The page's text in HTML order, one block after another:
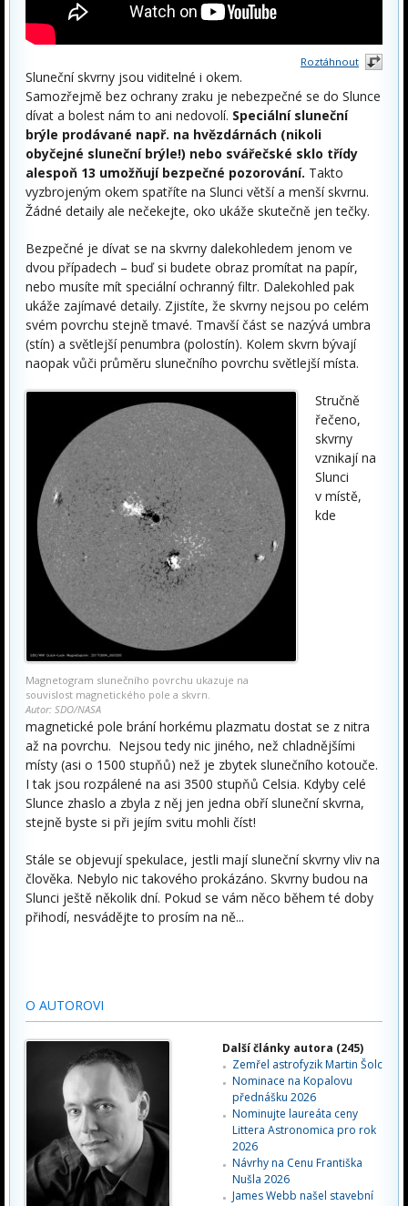
Roztáhnout
Sluneční skvrny jsou viditelné i okem.
Samozřejmě bez ochrany zraku je nebezpečné se do Slunce
dívat a bolest nám to ani nedovolí. Speciální sluneční
brýle prodávané např. na hvězdárnách (nikoli
obyčejné sluneční brýle!) nebo svářečské sklo třídy
alespoň 13 umožňují bezpečné pozorování. Takto
vyzbrojeným okem spatříte na Slunci větší a menší skvrnu.
Žádné detaily ale nečekejte, oko ukáže skutečně jen tečky.
Bezpečné je dívat se na skvrny dalekohledem jenom ve
dvou případech – buď si budete obraz promítat na papír,
nebo musíte mít speciální ochranný filtr. Dalekohled pak
ukáže zajímavé detaily. Zjistíte, že skvrny nejsou po celém
svém povrchu stejně tmavé. Tmavší část se nazývá umbra
(stín) a světlejší penumbra (polostín). Kolem skvrn bývají
naopak vůči průměru slunečního povrchu světlejší místa.
Magnetogram slunečního povrchu ukazuje na
souvislost magnetického pole a skvrn.
Autor: SDO/NASA
Stručně
řečeno,
skvrny
vznikají na
Slunci
v místě,
kde
magnetické pole brání horkému plazmatu dostat se z nitra
až na povrchu. Nejsou tedy nic jiného, než chladnějšími
místy (asi o 1500 stupňů) než je zbytek slunečního kotouče.
I tak jsou rozpálené na asi 3500 stupňů Celsia. Kdyby celé
Slunce zhaslo a zbyla z něj jen jedna obří sluneční skvrna,
stejně byste si při jejím svitu mohli číst!
Stále se objevují spekulace, jestli mají sluneční skvrny vliv na
člověka. Nebylo nic takového prokázáno. Skvrny budou na
Slunci ještě několik dní. Pokud se vám něco během té doby
přihodí, nesvádějte to prosím na ně...
O AUTOROVI
Další články autora (245)
Zemřel astrofyzik Martin Šolc
Nominace na Kopalovu
přednášku 2026
Nominujte laureáta ceny
Littera Astronomica pro rok
2026
Návrhy na Cenu Františka
Nušla 2026
James Webb našel stavební